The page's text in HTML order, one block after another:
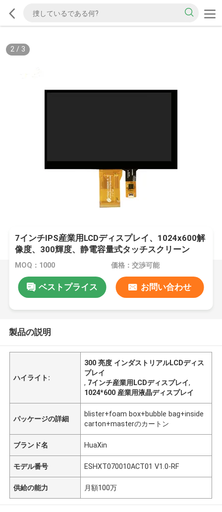
2/ 3
7インチIPS産業用LCDディスプレイ、1024x600解
像度、300輝度、静電容量式タッチスクリーン
MOQ：1000 価格：交渉可能
ベストプライス お問い合わせ
製品の説明
ハイライト:
300 亮度 インダストリアルLCDディス
プレイ
, 7インチ産業用LCDディスプレイ,
1024*600 産業用液晶ディスプレイ
パッケージの詳細
blister+foam box+bubble bag+inside
carton+masterのカートン
ブランド名 HuaXin
モデル番号 ESHXT070010ACT01 V1.0-RF
供給の能力 月額100万